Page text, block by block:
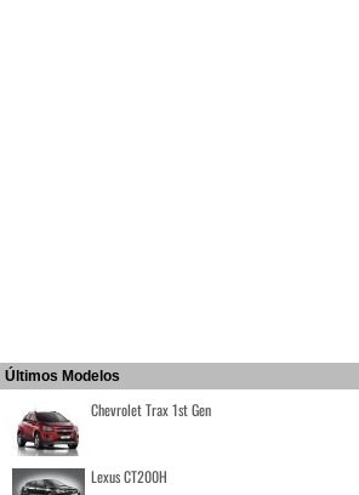
Últimos Modelos
Chevrolet Trax 1st Gen
Lexus CT200H